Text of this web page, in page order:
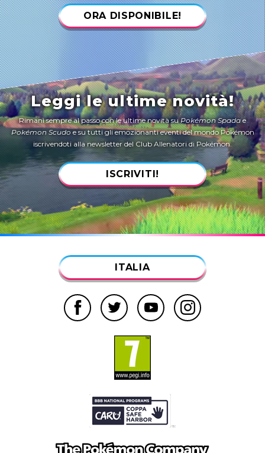
ORA DISPONIBILE!
Leggi le ultime novità!
Rimani sempre al passo con le ultime novità suPokémon Spadae
Pokémon Scudoe su tutti gli emozionanti eventi del mondo Pokémon
iscrivendoti alla newsletter del Club Allenatori di Pokémon.
ISCRIVITI!
ITALIA